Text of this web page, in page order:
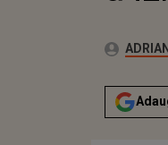
Autor: